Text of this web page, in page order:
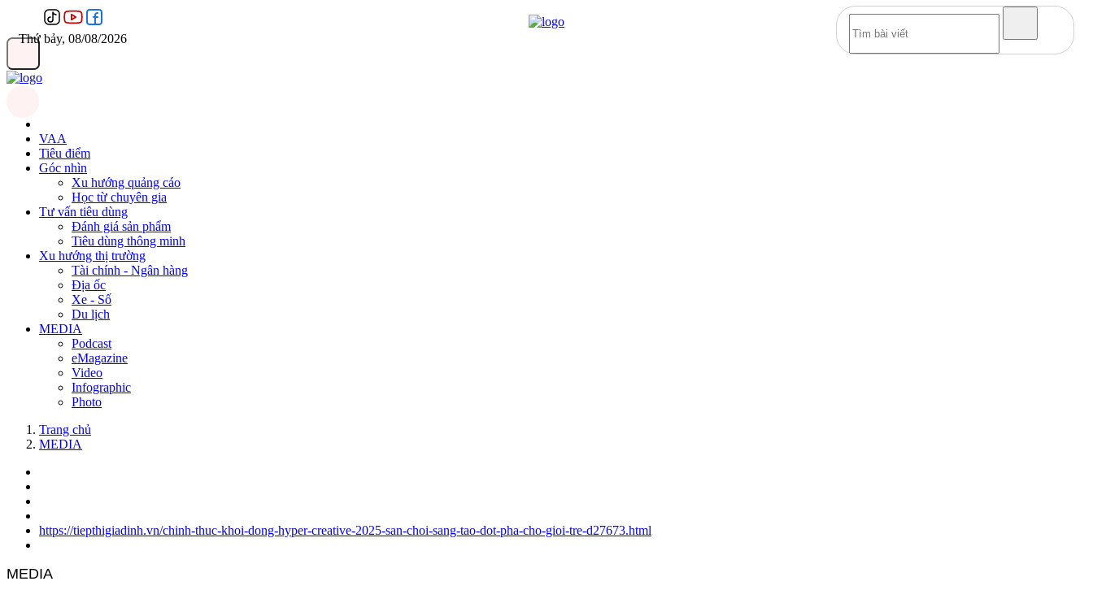
Thứ bảy, 08/08/2026
VAA
Tiêu điểm
Góc nhìn
Xu hướng quảng cáo
Học từ chuyên gia
Tư vấn tiêu dùng
Đánh giá sản phẩm
Tiêu dùng thông minh
Xu hướng thị trường
Tài chính - Ngân hàng
Địa ốc
Xe - Số
Du lịch
MEDIA
Podcast
eMagazine
Video
Infographic
Photo
Trang chủ
MEDIA
https://tiepthigiadinh.vn/chinh-thuc-khoi-dong-hyper-creative-2025-san-choi-sang-tao-dot-pha-cho-gioi-tre-d27673.html
MEDIA